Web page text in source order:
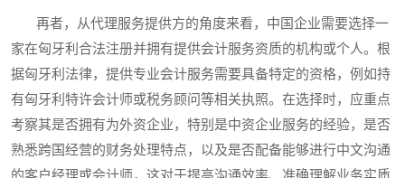
再者，从代理服务提供方的角度来看，中国企业需要选择一
家在匈牙利合法注册并拥有提供会计服务资质的机构或个人。根
据匈牙利法律，提供专业会计服务需要具备特定的资格，例如持
有匈牙利特许会计师或税务顾问等相关执照。在选择时，应重点
考察其是否拥有为外资企业，特别是中资企业服务的经验，是否
熟悉跨国经营的财务处理特点，以及是否配备能够进行中文沟通